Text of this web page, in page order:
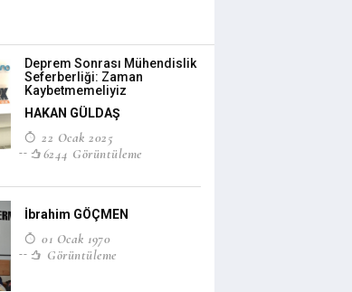
Deprem Sonrası Mühendislik
Seferberliği: Zaman
Kaybetmemeliyiz
HAKAN GÜLDAŞ
22 Ocak 2025
6244 Görüntüleme
İbrahim GÖÇMEN
01 Ocak 1970
Görüntüleme